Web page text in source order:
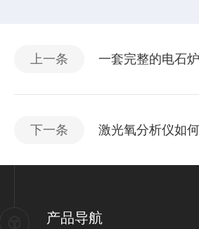
上一条 一套完整的电石
下一条 激光氧分析仪如
产品导航